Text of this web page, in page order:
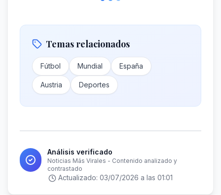
Temas relacionados
Fútbol Mundial España
Austria Deportes
Análisis verificado
Noticias Más Virales - Contenido analizado y
contrastado
Actualizado: 03/07/2026 a las 01:01